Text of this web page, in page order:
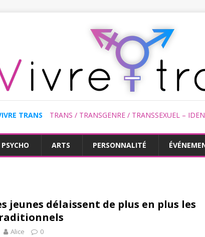
TRANS TRANS / TRANSGENRE / TRANSSEXUEL –
PSYCHO ARTS PERSONNALITÉ
jeunes délaissent de plus en plus les
Alice 0